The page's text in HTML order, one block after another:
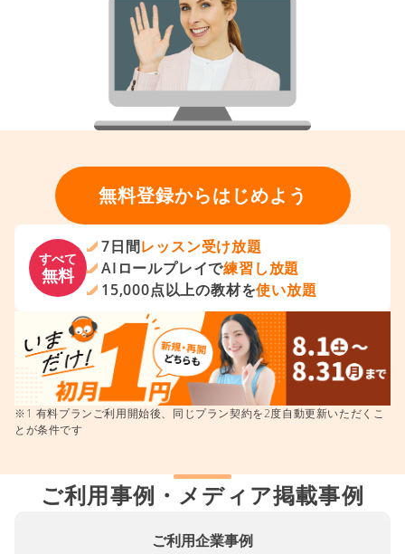
無料登録からはじめよう
すべて
無料
7日間レッスン受け放題
AIロールプレイで練習し放題
15,000点以上の教材を使い放題
※1 有料プランご利用開始後、同じプラン契約を2度自動更新いただくこ
とが条件です
ご利用事例・メディア掲載事例
ご利用企業事例